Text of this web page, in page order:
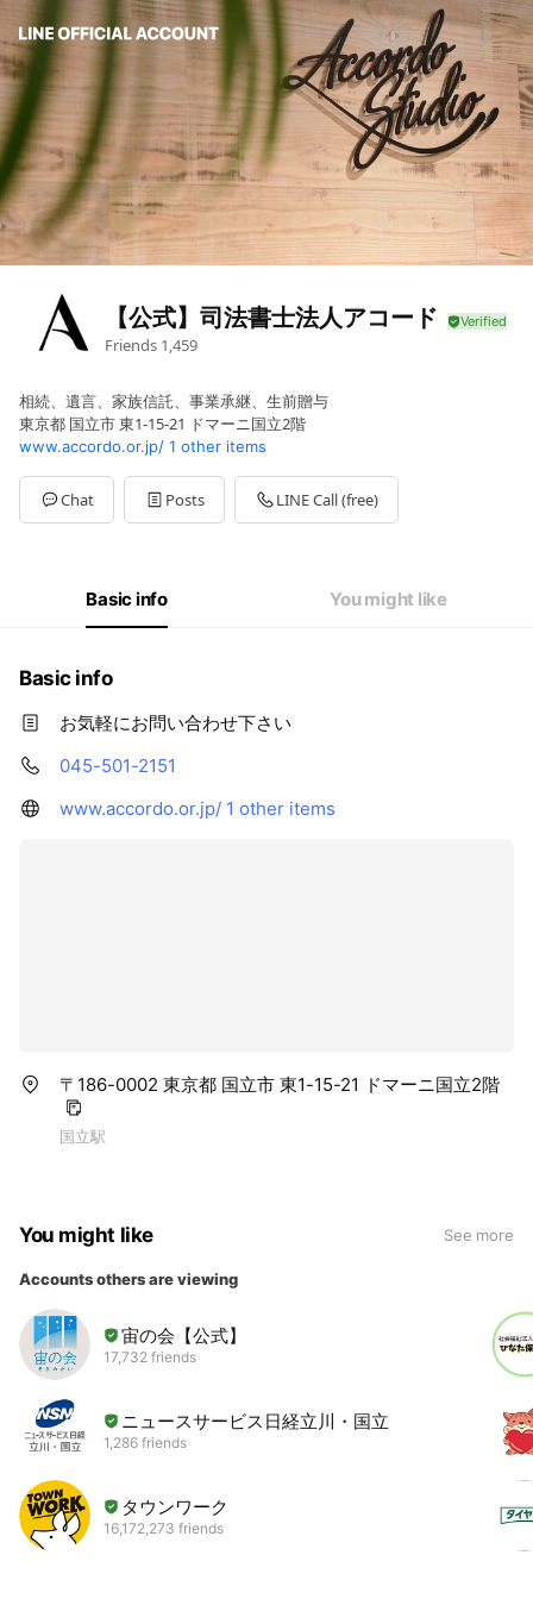
【公式】司法書士法人アコード
Friends 1,459
相続、遺言、家族信託、事業承継、生前贈与
東京都 国立市 東1-15-21 ドマーニ国立2階
www.accordo.or.jp/ 1 other items
Chat Posts LINE Call (free)
Basic info You might like
Basic info
お気軽にお問い合わせ下さい
045-501-2151
www.accordo.or.jp/ 1 other items
〒186-0002 東京都 国立市 東1-15-21 ドマーニ国立2階
国立駅
You might like See more
Accounts others are viewing
宙の会【公式】
17,732 friends
ニュースサービス日経立川・国立
1,286 friends
タウンワーク
16,172,273 friends